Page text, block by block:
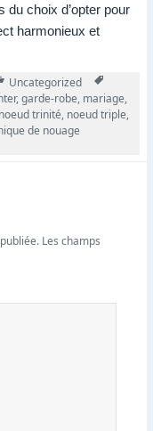
choix d’opter pour
harmonieux et
Catégories
Uncategorized
,garde-robe, mariage,
noeud trinité, noeud triple,
de nouage
Les champs